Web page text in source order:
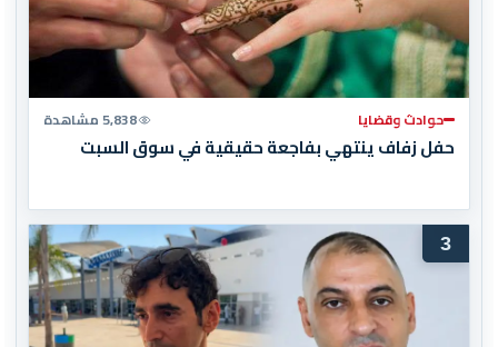
حوادث وقضايا 5,838 مشاهدة
حفل زفاف ينتهي بفاجعة حقيقية في سوق السبت
3